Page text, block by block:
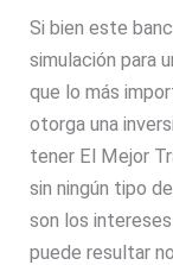
Si bien este
simulación para
que lo más
otorga una
tener El Mejor
sin ningún tipo
son los
puede resultar